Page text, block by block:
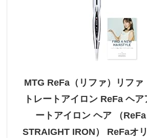
MTG ReFa（リファ）リファ
トレートアイロン ReFa ヘ
ートアイロン ヘア （
STRAIGHT IRON） ReFaオ